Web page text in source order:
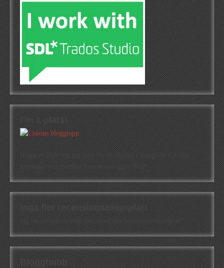
topplista över svenska litteraturbloggar. Kul!
Inga fler recensionsexemplar!
Jag tar för närvarande inte emot fler recensionsexemplar!
Blogghubb